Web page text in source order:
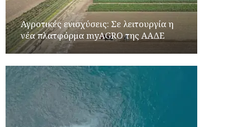
Αγροτικές ενισχύσεις: Σε λειτουργία η
νέα πλατφόρμα myAGRO της ΑΑΔΕ